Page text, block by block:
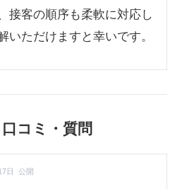
接客の順序も柔軟に対応し
いただけますと幸いです。
コミ・質問
日 公開